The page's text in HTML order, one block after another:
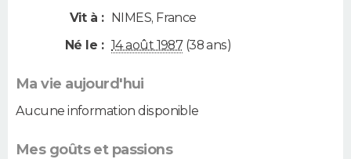
Vit à : NIMES, France
Né le : 14 août 1987(38 ans)
Ma vie aujourd'hui
Aucune information disponible
Mes goûts et passions